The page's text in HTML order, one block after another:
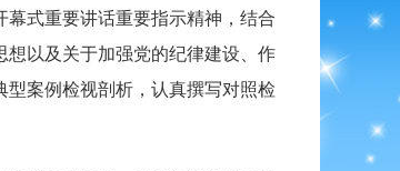
式重要讲话重要指示精神，结合
以及关于加强党的纪律建设、作
案例检视剖析，认真撰写对照检